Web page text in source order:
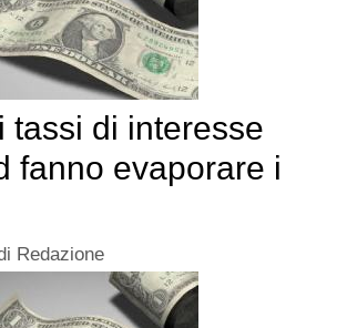
tassi di interesse
fanno evaporare i
Redazione